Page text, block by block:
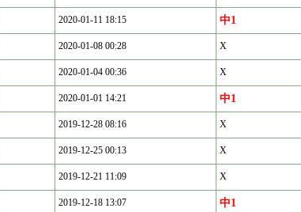
2020-01-11 18:15 中1
2020-01-08 00:28 X
2020-01-04 00:36 X
2020-01-01 14:21 中1
2019-12-28 08:16 X
2019-12-25 00:13 X
2019-12-21 11:09 X
2019-12-18 13:07 中1